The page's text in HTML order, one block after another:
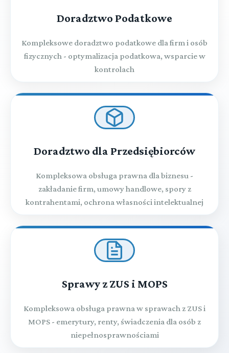
Doradztwo Podatkowe
Kompleksowe doradztwo podatkowe dla firm i osób
fizycznych - optymalizacja podatkowa, wsparcie w
kontrolach
Doradztwo dla Przedsiębiorców
Kompleksowa obsługa prawna dla biznesu -
zakładanie firm, umowy handlowe, spory z
kontrahentami, ochrona własności intelektualnej
Sprawy z ZUS i MOPS
Kompleksowa obsługa prawna w sprawach z ZUS i
MOPS - emerytury, renty, świadczenia dla osób z
niepełnosprawnościami